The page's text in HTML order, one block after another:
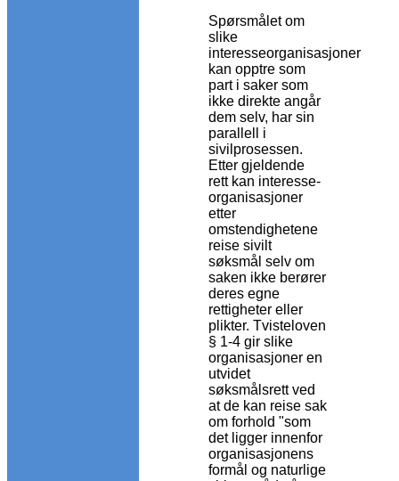
Spørsmålet om
slike
interesseorganisasjoner
kan opptre som
part i saker som
ikke direkte angår
dem selv, har sin
parallell i
sivilprosessen.
Etter gjeldende
rett kan interesse-
organisasjoner
etter
omstendighetene
reise sivilt
søksmål selv om
saken ikke berører
deres egne
rettigheter eller
plikter. Tvisteloven
§ 1-4 gir slike
organisasjoner en
utvidet
søksmålsrett ved
at de kan reise sak
om forhold "som
det ligger innenfor
organisasjonens
formål og naturlige